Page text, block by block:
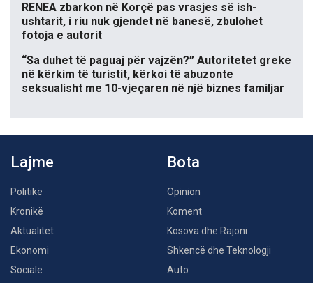
RENEA zbarkon në Korçë pas vrasjes së ish-
ushtarit, i riu nuk gjendet në banesë, zbulohet
fotoja e autorit
“Sa duhet të paguaj për vajzën?” Autoritetet greke
në kërkim të turistit, kërkoi të abuzonte
seksualisht me 10-vjeçaren në një biznes familjar
Lajme
Politikë
Kronikë
Aktualitet
Ekonomi
Sociale
Bota
Opinion
Koment
Kosova dhe Rajoni
Shkencë dhe Teknologji
Auto